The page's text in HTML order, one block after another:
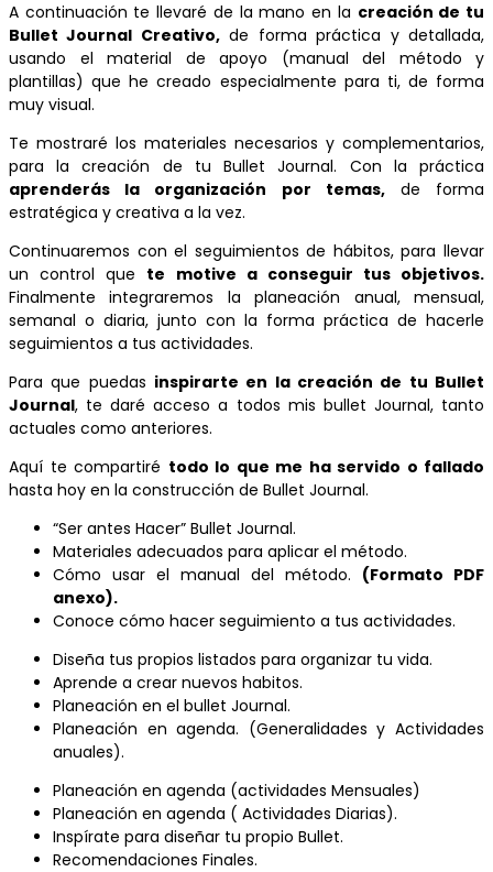
A continuación te llevaré de la mano en la creación de tu
Bullet Journal Creativo,de forma práctica y detallada,
usando el material de apoyo (manual del método y
plantillas) que he creado especialmente para ti, de forma
muy visual.
Te mostraré los materiales necesarios y complementarios,
para la creación de tu Bullet Journal. Con la práctica
aprenderás la organización por temas,de forma
estratégica y creativa a la vez.
Continuaremos con el seguimientos de hábitos, para llevar
un control que te motive a conseguir tus objetivos.
Finalmente integraremos la planeación anual, mensual,
semanal o diaria, junto con la forma práctica de hacerle
seguimientos a tus actividades.
Para que puedas inspirarte en la creación de tu Bullet
Journal, te daré acceso a todos mis bullet Journal, tanto
actuales como anteriores.
Aquí te compartiré todo lo que me ha servido o fallado
hasta hoy en la construcción de Bullet Journal.
“Ser antes Hacer” Bullet Journal.
Materiales adecuados para aplicar el método.
Cómo usar el manual del método. (Formato PDF
anexo).
Conoce cómo hacer seguimiento a tus actividades.
Diseña tus propios listados para organizar tu vida.
Aprende a crear nuevos habitos.
Planeación en el bullet Journal.
Planeación en agenda. (Generalidades y Actividades
anuales).
Planeación en agenda (actividades Mensuales)
Planeación en agenda ( Actividades Diarias).
Inspírate para diseñar tu propio Bullet.
Recomendaciones Finales.